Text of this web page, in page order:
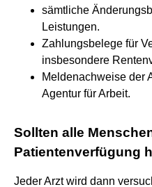
sämtliche
Leistungen.
Zahlungsbelege für
insbesondere
Meldenachweise der
Agentur für Arbeit.
Sollten alle
Patientenverfügung
Jeder Arzt wird dann